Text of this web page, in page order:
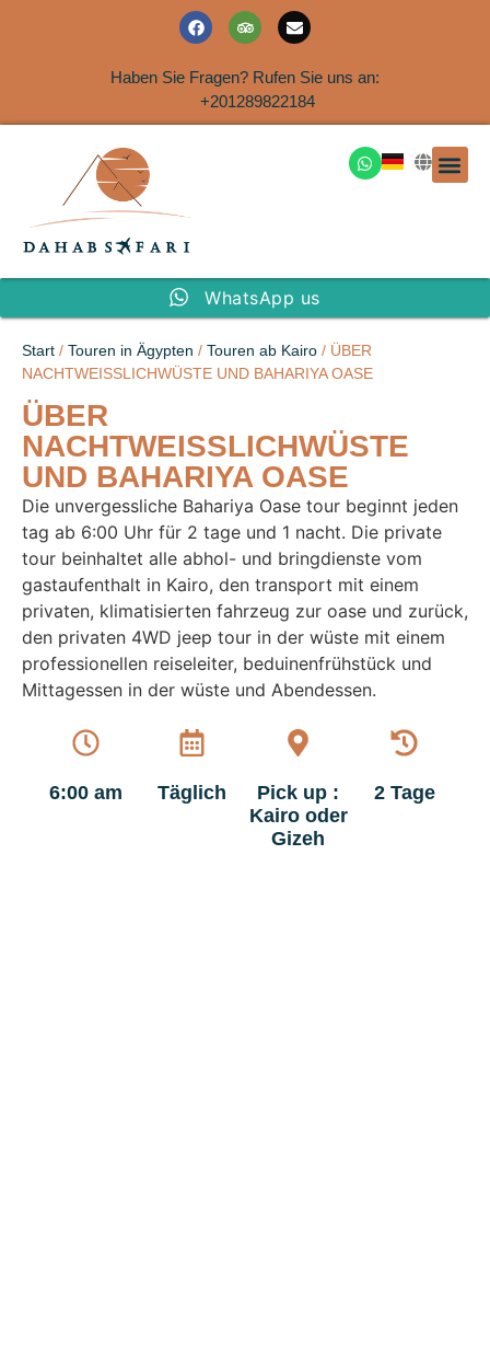
Haben Sie Fragen? Rufen Sie uns an:
+201289822184
WhatsApp us
Start / Touren in Ägypten / Touren ab Kairo / ÜBER
NACHTWEISSLICHWÜSTE UND BAHARIYA OASE
ÜBER
NACHTWEISSLICHWÜSTE
UND BAHARIYA OASE
Die unvergessliche Bahariya Oase tour beginnt jeden
tag ab 6:00 Uhr für 2 tage und 1 nacht. Die private
tour beinhaltet alle abhol- und bringdienste vom
gastaufenthalt in Kairo, den transport mit einem
privaten, klimatisierten fahrzeug zur oase und zurück,
den privaten 4WD jeep tour in der wüste mit einem
professionellen reiseleiter, beduinenfrühstück und
Mittagessen in der wüste und Abendessen.
6:00 am Täglich
Pick up :
Kairo oder
Gizeh
2 Tage